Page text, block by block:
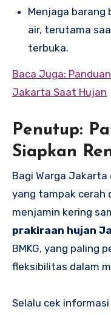
Menjaga barang
air, terutama
terbuka.
Baca Juga:
Jakarta Saat Hujan
Penutup:
Siapkan
Bagi Warga
yang tampak cerah
menjamin kering
prakiraan hujan
BMKG, yang paling
fleksibilitas dalam
Selalu cek